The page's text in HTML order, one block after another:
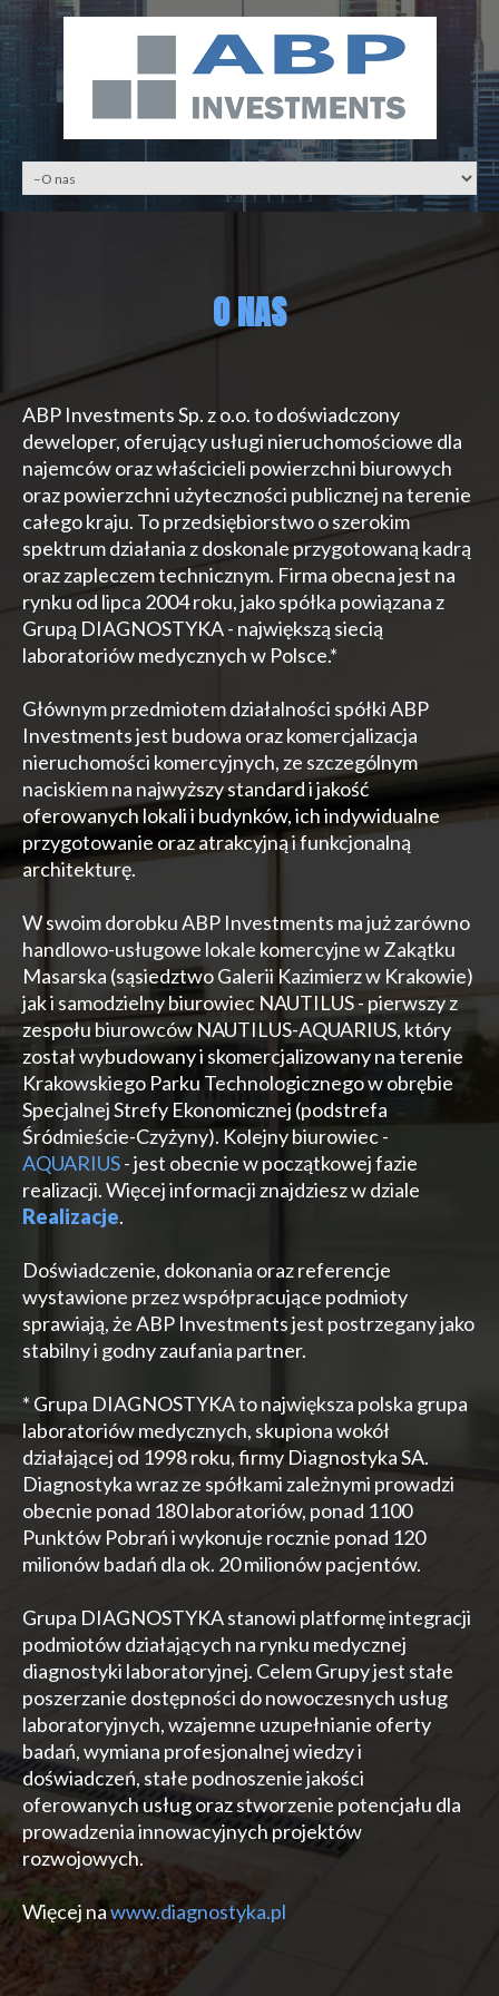
O NAS
ABP Investments Sp. z o.o. to doświadczony
deweloper, oferujący usługi nieruchomościowe dla
najemców oraz właścicieli powierzchni biurowych
oraz powierzchni użyteczności publicznej na terenie
całego kraju. To przedsiębiorstwo o szerokim
spektrum działania z doskonale przygotowaną kadrą
oraz zapleczem technicznym. Firma obecna jest na
rynku od lipca 2004 roku, jako spółka powiązana z
Grupą DIAGNOSTYKA - największą siecią
laboratoriów medycznych w Polsce.*
Głównym przedmiotem działalności spółki ABP
Investments jest budowa oraz komercjalizacja
nieruchomości komercyjnych, ze szczególnym
naciskiem na najwyższy standard i jakość
oferowanych lokali i budynków, ich indywidualne
przygotowanie oraz atrakcyjną i funkcjonalną
architekturę.
W swoim dorobku ABP Investments ma już zarówno
handlowo-usługowe lokale komercyjne w Zakątku
Masarska (sąsiedztwo Galerii Kazimierz w Krakowie)
jak i samodzielny biurowiec NAUTILUS - pierwszy z
zespołu biurowców NAUTILUS-AQUARIUS, który
został wybudowany i skomercjalizowany na terenie
Krakowskiego Parku Technologicznego w obrębie
Specjalnej Strefy Ekonomicznej (podstrefa
Śródmieście-Czyżyny). Kolejny biurowiec -
AQUARIUS- jest obecnie w początkowej fazie
realizacji. Więcej informacji znajdziesz w dziale
Realizacje.
Doświadczenie, dokonania oraz referencje
wystawione przez współpracujące podmioty
sprawiają, że ABP Investments jest postrzegany jako
stabilny i godny zaufania partner.
* Grupa DIAGNOSTYKA to największa polska grupa
laboratoriów medycznych, skupiona wokół
działającej od 1998 roku, firmy Diagnostyka SA.
Diagnostyka wraz ze spółkami zależnymi prowadzi
obecnie ponad 180 laboratoriów, ponad 1100
Punktów Pobrań i wykonuje rocznie ponad 120
milionów badań dla ok. 20 milionów pacjentów.
Grupa DIAGNOSTYKA stanowi platformę integracji
podmiotów działających na rynku medycznej
diagnostyki laboratoryjnej. Celem Grupy jest stałe
poszerzanie dostępności do nowoczesnych usług
laboratoryjnych, wzajemne uzupełnianie oferty
badań, wymiana profesjonalnej wiedzy i
doświadczeń, stałe podnoszenie jakości
oferowanych usług oraz stworzenie potencjału dla
prowadzenia innowacyjnych projektów
rozwojowych.
Więcej nawww.diagnostyka.pl